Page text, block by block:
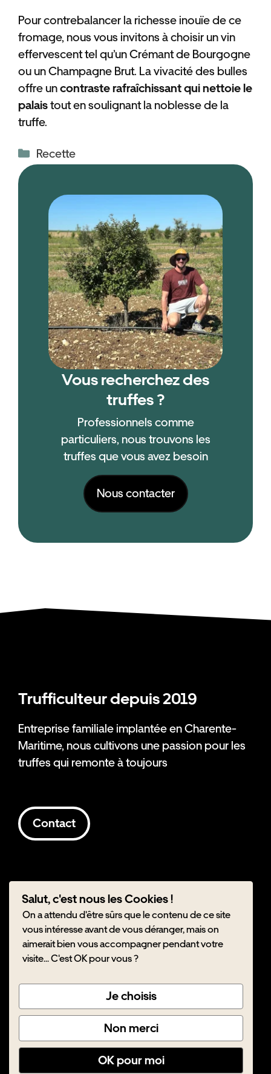
Pour contrebalancer la richesse inouïe de ce
fromage, nous vous invitons à choisir un vin
effervescent tel qu’un Crémant de Bourgogne
ou un Champagne Brut. La vivacité des bulles
offre uncontraste rafraîchissant qui nettoie le
palaistout en soulignant la noblesse de la
truffe.
Catégories
Recette
Vous recherchez des
truffes ?
Professionnels comme
particuliers, nous trouvons les
truffes que vous avez besoin
Nous contacter
Trufficulteur depuis 2019
Entreprise familiale implantée en Charente-
Maritime, nous cultivons une passion pour les
truffes qui remonte à toujours
Contact
Mentions légales
Salut, c'est nous les Cookies !
On a attendu d'être sûrs que le contenu de ce site
vous intéresse avant de vous déranger, mais on
aimerait bien vous accompagner pendant votre
visite... C'est OK pour vous ?
Je choisis
Non merci
OK pour moi